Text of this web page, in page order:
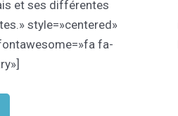
et ses différentes
style=»centered»
fa-